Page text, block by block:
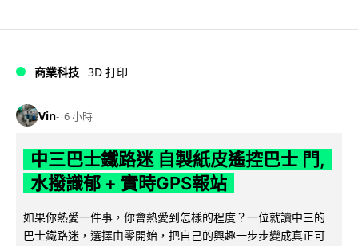
商業科技 3D 打印
Vin 6 小時
中三巴士鐵路迷 自製紙皮遙控巴士 門,
水撥識郁 + 實時GPS報站
如果你熱愛一件事，你會熱愛到怎樣的程度？一位就讀中三的
巴士鐵路迷，選擇由零開始，把自己的興趣一步步變成真正可